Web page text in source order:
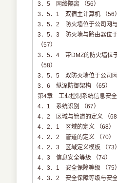
3．5 网络隔离 （56）
3．5．1 双宿主计算机 （56）
3．5．2 防火墙位于公司网与
3．5．3 防火墙与路由器位
（57）
3．5．4 带DMZ的防火墙位
（58）
3．5．5 双防火墙位于公司网
3．6 纵深防御架构 （65）
第4章 工业控制系统信息安全
4．1 系统识别 （67）
4．2 区域与管道的定义 （68
4．2．1 区域的定义 （68）
4．2．2 管道的定义 （70）
4．2．3 区域定义模板 （73）
4．3 信息安全等级 （74）
4．3．1 安全保障等级 （75）
4．3．2 安全保障等级与安